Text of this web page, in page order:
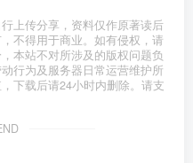
上传分享，资料仅作原著读后
不得用于商业。如有侵权，请
本站不对所涉及的版权问题负
行为及服务器日常运营维护所
下载后请24小时内删除。请支